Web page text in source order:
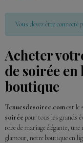
Vous devez être
Acheter
de soirée
boutique
Tenuesdesoiree.comest le
soirée pour tous les grands
robe de mariage élégante,
glamour, notre boutique en